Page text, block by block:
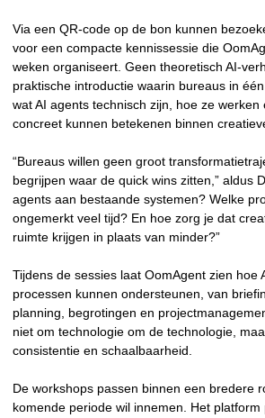
Via een QR-code op de bon kunnen
voor een compacte kennissessie die
weken organiseert. Geen theoretisch AI-
praktische introductie waarin bureaus in
wat AI agents technisch zijn, hoe ze werken
concreet kunnen betekenen binnen
“Bureaus willen geen groot
begrijpen waar de quick wins zitten,” aldus
agents aan bestaande systemen? Welke
ongemerkt veel tijd? En hoe zorg je dat
ruimte krijgen in plaats van minder?”
Tijdens de sessies laat OomAgent zien hoe
processen kunnen ondersteunen, van
planning, begrotingen en
niet om technologie om de technologie,
consistentie en schaalbaarheid.
De workshops passen binnen een bredere
komende periode wil innemen. Het platform